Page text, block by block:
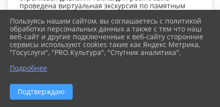
проведена виртуальная экскурсия по памятным
войны, установленных на территории нашей
станицы, и викторина по военному прошлому
родной земли.
Пользуясь нашим сайтом, вы соглашаетесь с политикой
обработки персональных данных а также с тем что наш
веб-сайт и другие подключенные к веб-сайту сторонние
сервисы используют cookies такие как Яндекс Метрика,
"Госуслуги", "PRO.Культура", "Спутник аналитика".
Подробнее
Подтверждаю